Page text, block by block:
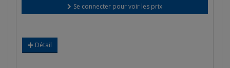
Se connecter pour voir les prix
Détail